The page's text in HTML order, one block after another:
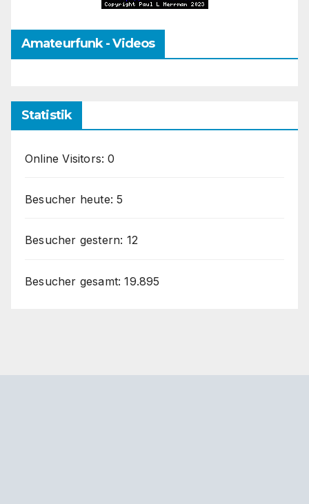
Amateurfunk - Videos
Statistik
Online Visitors:0
Besucher heute:5
Besucher gestern: 12
Besucher gesamt:19.895